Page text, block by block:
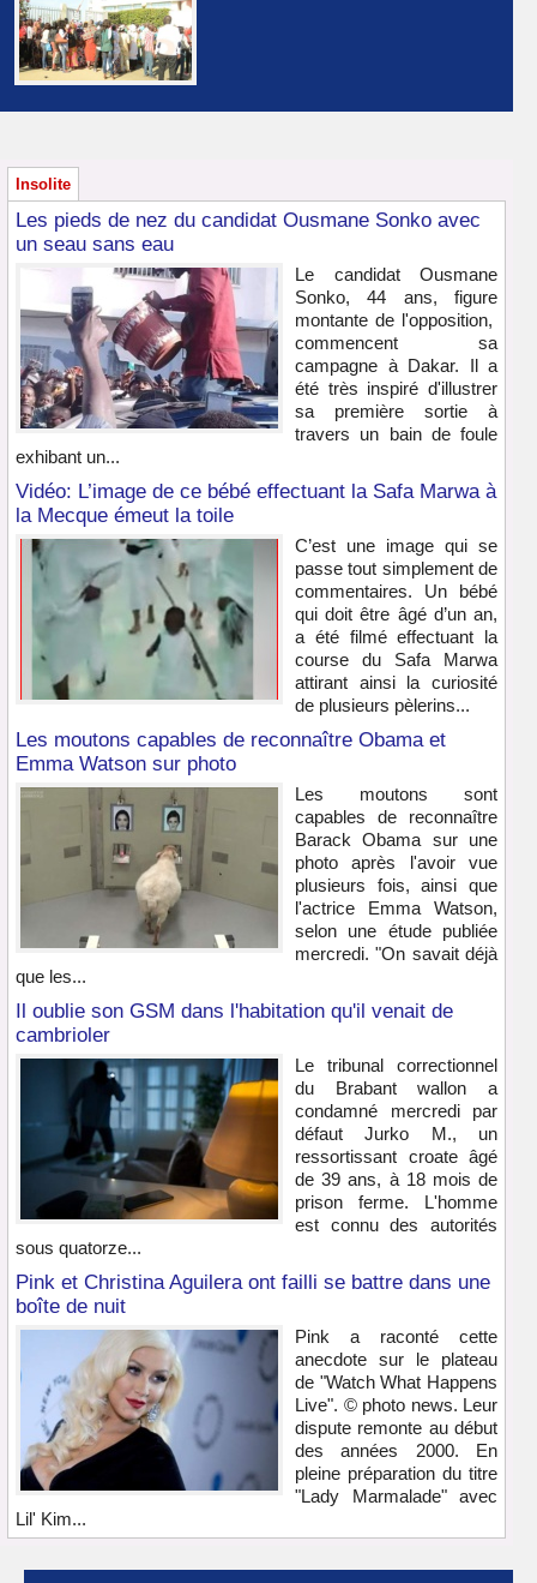
Insolite
Les pieds de nez du candidat Ousmane Sonko avec
un seau sans eau
Le candidat Ousmane
Sonko, 44 ans, figure
montante de l'opposition,
commencent sa
campagne à Dakar. Il a
été très inspiré d'illustrer
sa première sortie à
travers un bain de foule
exhibant un...
Vidéo: L’image de ce bébé effectuant la Safa Marwa à
la Mecque émeut la toile
C’est une image qui se
passe tout simplement de
commentaires. Un bébé
qui doit être âgé d’un an,
a été filmé effectuant la
course du Safa Marwa
attirant ainsi la curiosité
de plusieurs pèlerins...
Les moutons capables de reconnaître Obama et
Emma Watson sur photo
Les moutons sont
capables de reconnaître
Barack Obama sur une
photo après l'avoir vue
plusieurs fois, ainsi que
l'actrice Emma Watson,
selon une étude publiée
mercredi. "On savait déjà
que les...
Il oublie son GSM dans l'habitation qu'il venait de
cambrioler
Le tribunal correctionnel
du Brabant wallon a
condamné mercredi par
défaut Jurko M., un
ressortissant croate âgé
de 39 ans, à 18 mois de
prison ferme. L'homme
est connu des autorités
sous quatorze...
Pink et Christina Aguilera ont failli se battre dans une
boîte de nuit
Pink a raconté cette
anecdote sur le plateau
de "Watch What Happens
Live". © photo news. Leur
dispute remonte au début
des années 2000. En
pleine préparation du titre
"Lady Marmalade" avec
Lil' Kim...